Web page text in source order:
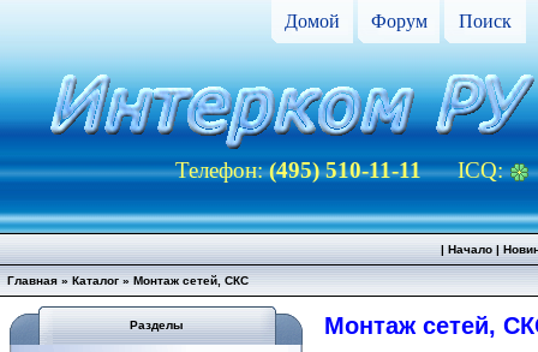
Домой Форум Поиск
Телефон:(495) 510-11-11ICQ:
| Начало|
Главная » Каталог » Монтаж сетей, СКС
Разделы Монтаж сетей,